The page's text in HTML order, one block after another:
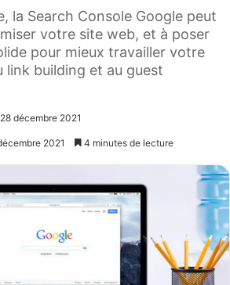
la Search Console Google peut
votre site web, et à poser
pour mieux travailler votre
link building et au guest
28 décembre 2021
2021 4 minutes de lecture